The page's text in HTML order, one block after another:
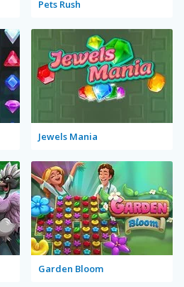
Pets Rush
Jewels Mania
Garden Bloom